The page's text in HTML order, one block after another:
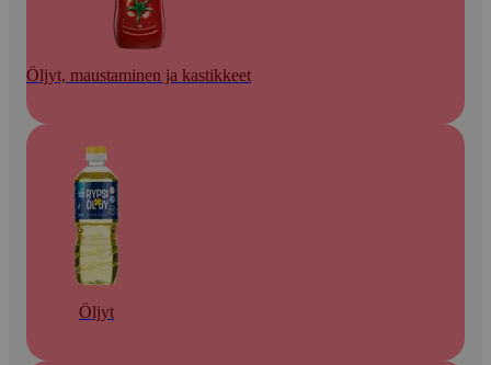
Öljyt, maustaminen ja kastikkeet
Öljyt